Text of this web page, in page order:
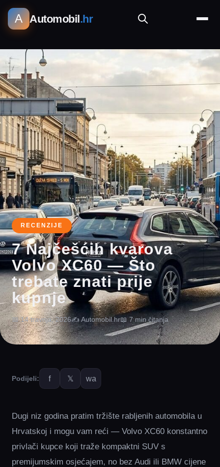
A Automobil.hr
RECENZIJE
7 Najčešćih kvarova
Volvo XC60 — Što
trebate znati prije
kupnje
📅 14 travnja, 2026✍️ Automobil.hr📖 7 min čitanja
Podijeli: f 𝕏 wa
Dugi niz godina pratim tržište rabljenih automobila u
Hrvatskoj i mogu vam reći — Volvo XC60 konstantno
privlači kupce koji traže kompaktni SUV s
premijumskim osjećajem, no bez Audi ili BMW cijene